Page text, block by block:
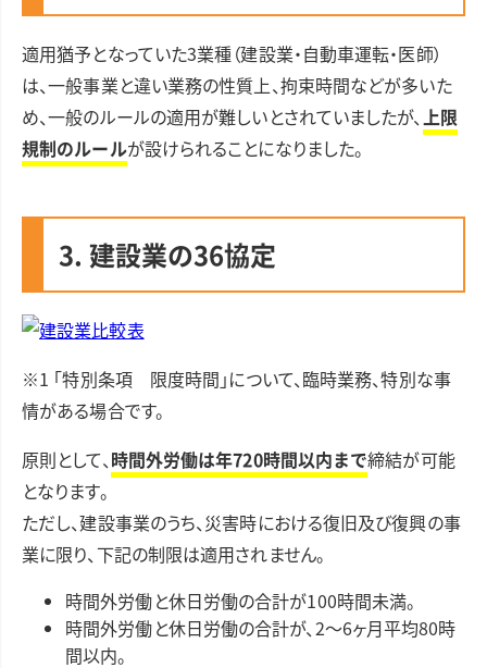
適用猶予となっていた3業種（建設業・自動車運転・医師）
は、一般事業と違い業務の性質上、拘束時間などが多いた
め、一般のルールの適用が難しいとされていましたが、 上限
規制のルールが設けられることになりました。
3. 建設業の36協定
※1 「特別条項 限度時間」について、臨時業務、特別な事
情がある場合です。
原則として、時間外労働は年720時間以内まで締結が可能
となります。
ただし、建設事業のうち、災害時における復旧及び復興の事
業に限り、下記の制限は適用されません。
時間外労働と休日労働の合計が100時間未満。
時間外労働と休日労働の合計が、2～6ヶ月平均80時
間以内。